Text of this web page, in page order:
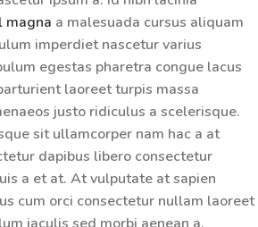
magna a malesuada cursus aliquam
imperdiet nascetur varius
egestas pharetra congue lacus
laoreet turpis massa
justo ridiculus a scelerisque.
sit ullamcorper nam hac a at
dapibus libero consectetur
a et at. At vulputate at sapien
cum orci consectetur nullam laoreet